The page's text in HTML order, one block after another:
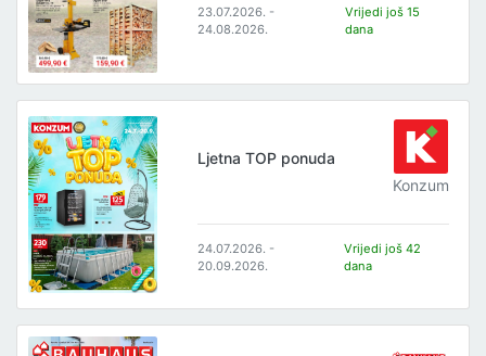
23.07.2026. -
24.08.2026.
Vrijedi još 15
dana
Ljetna TOP ponuda
Konzum
24.07.2026. -
20.09.2026.
Vrijedi još 42
dana